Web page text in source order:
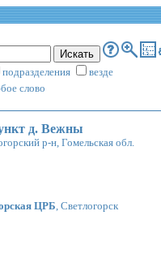
подразделения
везде
слово
д. Вежны
р-н, Гомельская обл.
ЦРБ , Светлогорск